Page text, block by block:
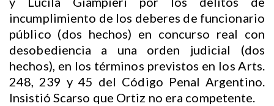
incumplimiento de los deberes de funcionario
público (dos hechos) en concurso real con
desobediencia a una orden judicial (dos
hechos), en los términos previstos en los Arts.
248, 239 y 45 del Código Penal Argentino.
Insistió Scarso que Ortiz no era competente.